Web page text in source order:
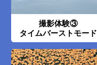
撮影体験③
タイムバーストモード